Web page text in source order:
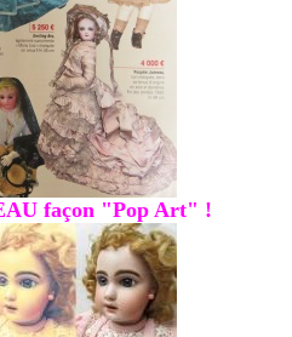
façon "Pop Art" !